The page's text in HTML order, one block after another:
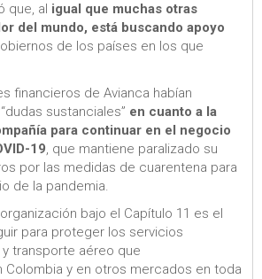
que, al igual que muchas otras
del mundo, está buscando apoyo
de los países en los que
financieros de Avianca habían
sustanciales” en cuanto a la
para continuar en el negocio
19 , que mantiene paralizado su
por las medidas de cuarentena para
de la pandemia.
bajo el Capítulo 11 es el
para proteger los servicios
transporte aéreo que
Colombia y en otros mercados en toda